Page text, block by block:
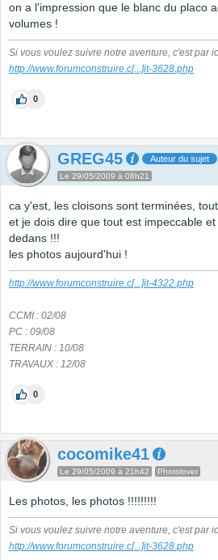
on a l'impression que le blanc du placo
volumes !
Si vous voulez suivre notre aventure, c'est par
http://www.forumconstruire.c[...]it-3628.php
0
GREG45 Auteur du sujet
Le 29/05/2009 à 08h21
ca y'est, les cloisons sont terminées,
et je dois dire que tout est impeccable
dedans !!!
les photos aujourd'hui !
http://www.forumconstruire.c[...]it-4322.php
CCMI : 02/08
PC : 09/08
TERRAIN : 10/08
TRAVAUX : 12/08
0
cocomike41
Le 29/05/2009 à 21h42 Photolover
Les photos, les photos !!!!!!!!!
Si vous voulez suivre notre aventure, c'est par
http://www.forumconstruire.c[...]it-3628.php